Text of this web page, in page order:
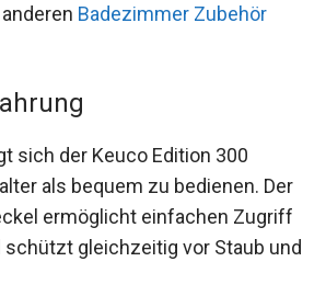
Badezimmer Zubehör
sich der Keuco Edition 300
als bequem zu bedienen. Der
ermöglicht einfachen Zugriff
schützt gleichzeitig vor Staub und